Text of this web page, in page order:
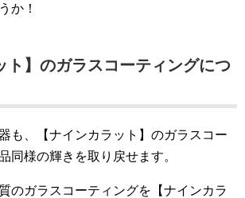
か！
ト】のガラスコーティングにつ
も、【ナインカラット】のガラスコー
同様の輝きを取り戻せます。
のガラスコーティングを【ナインカラ